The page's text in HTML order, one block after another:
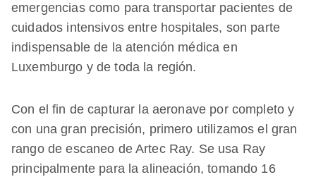
emergencias como para transportar pacientes de
cuidados intensivos entre hospitales, son parte
indispensable de la atención médica en
Luxemburgo y de toda la región.
Con el fin de capturar la aeronave por completo y
con una gran precisión, primero utilizamos el gran
rango de escaneo de Artec Ray. Se usa Ray
principalmente para la alineación, tomando 16